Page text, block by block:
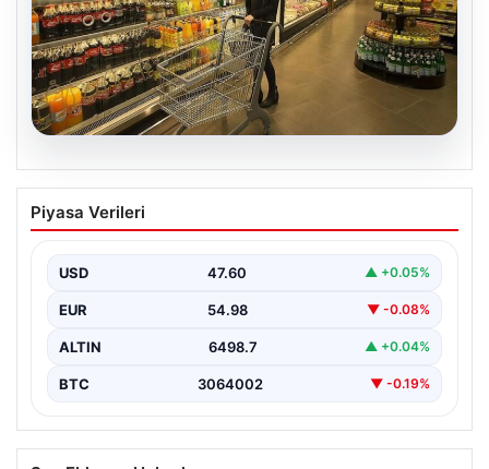
Enflasyon verileri ne zaman
açıklanacak? 2026 TÜİK mart ayı
Piyasa Verileri
USD 47.60 ▲ +0.05%
EUR 54.98 ▼ -0.08%
ALTIN 6498.7 ▲ +0.04%
BTC 3064002 ▼ -0.19%